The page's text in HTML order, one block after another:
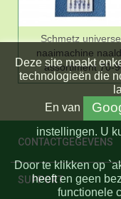
Schmetz
naaimachine
assortiment 70-
CONTACTGEGEVENS
SUPPORT
Deze site maakt
technologieën die
En van
instellingen. U
Door te klikken op
heeft en geen
functionele